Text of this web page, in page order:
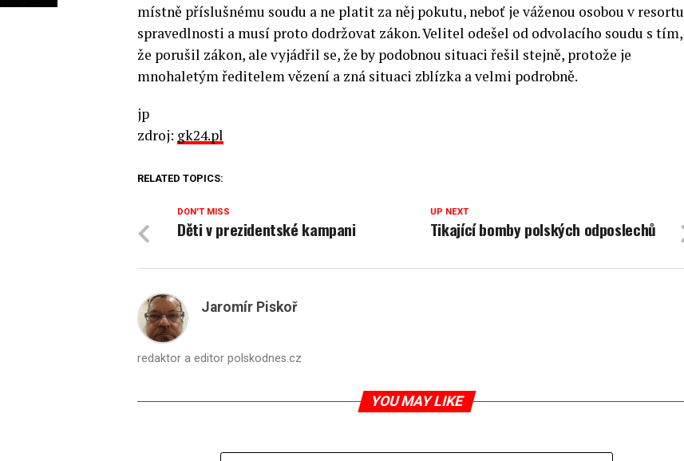
místně příslušnému soudu a ne platit za něj pokutu, neboť je váženou osobou v resortu
spravedlnosti a musí proto dodržovat zákon. Velitel odešel od odvolacího soudu s tím,
že porušil zákon, ale vyjádřil se, že by podobnou situaci řešil stejně, protože je
mnohaletým ředitelem vězení a zná situaci zblízka a velmi podrobně.
jp
zdroj: gk24.pl
RELATED TOPICS:
UP NEXT
Tikající bomby polských odposlechů
DON'T MISS
Děti v prezidentské kampani
Jaromír Piskoř
redaktor a editor polskodnes.cz
YOU MAY LIKE